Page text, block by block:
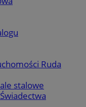
Ruda
stalowe